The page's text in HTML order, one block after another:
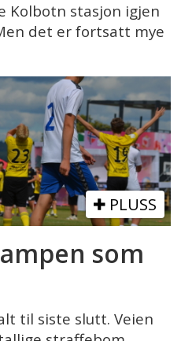
Kolbotn stasjon igjen
det er fortsatt mye
PLUSS
som
til siste slutt. Veien